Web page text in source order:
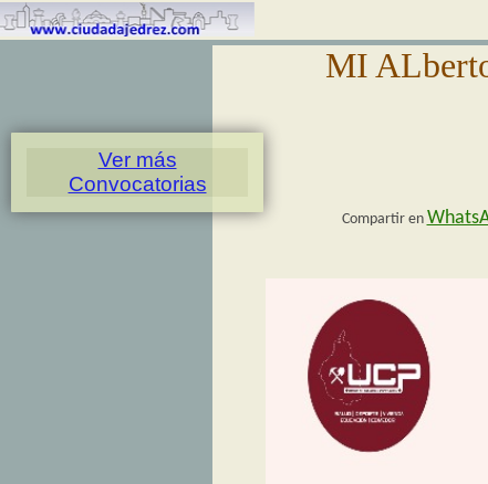
Ver más
Convocatorias
MI
Compartir en